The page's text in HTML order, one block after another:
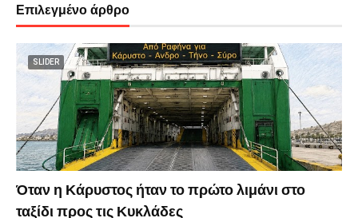
Επιλεγμένο άρθρο
SLIDER
Όταν η Κάρυστος ήταν το πρώτο λιμάνι στο
ταξίδι προς τις Κυκλάδες